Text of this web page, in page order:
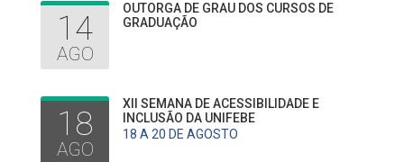
14
AGO
OUTORGA DE GRAU DOS CURSOS DE
GRADUAÇÃO
18
AGO
XII SEMANA DE ACESSIBILIDADE E
INCLUSÃO DA UNIFEBE
18 A 20 DE AGOSTO